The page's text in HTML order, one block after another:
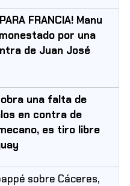
FRANCIA! Manu
por una
de Juan José
una falta de
en contra de
es tiro libre
sobre Cáceres,